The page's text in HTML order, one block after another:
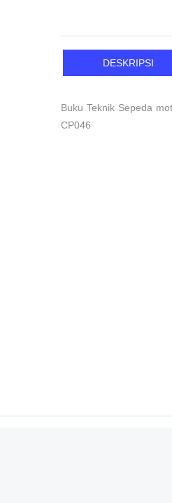
DESKRIPSI
Buku Teknik Sepeda
CP046